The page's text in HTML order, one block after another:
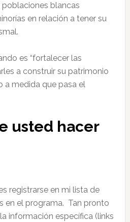
poblaciones blancas
en relación a tener su
es “fortalecer las
a construir su patrimonio
a medida que pasa el
usted hacer
registrarse en mi lista de
en el programa. Tan pronto
información específica (links